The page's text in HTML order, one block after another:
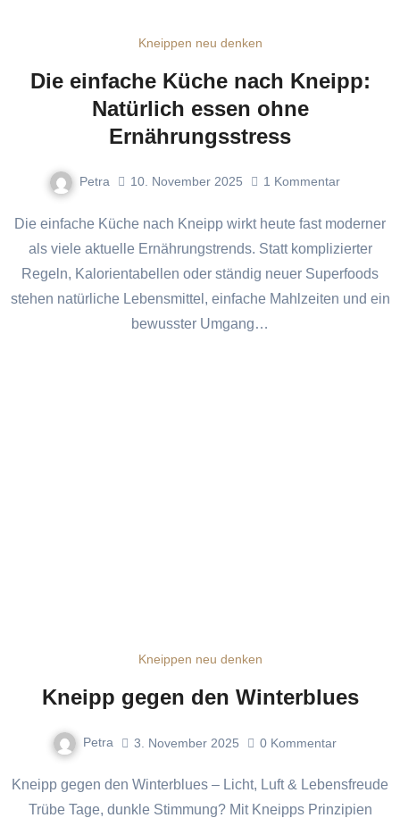
Kneippen neu denken
Die einfache Küche nach Kneipp:
Natürlich essen ohne
Ernährungsstress
Petra 10. November 2025 1 Kommentar
Die einfache Küche nach Kneipp wirkt heute fast moderner
als viele aktuelle Ernährungstrends. Statt komplizierter
Regeln, Kalorientabellen oder ständig neuer Superfoods
stehen natürliche Lebensmittel, einfache Mahlzeiten und ein
bewusster Umgang…
Kneippen neu denken
Kneipp gegen den Winterblues
Petra 3. November 2025 0 Kommentar
Kneipp gegen den Winterblues – Licht, Luft & Lebensfreude
Trübe Tage, dunkle Stimmung? Mit Kneipps Prinzipien